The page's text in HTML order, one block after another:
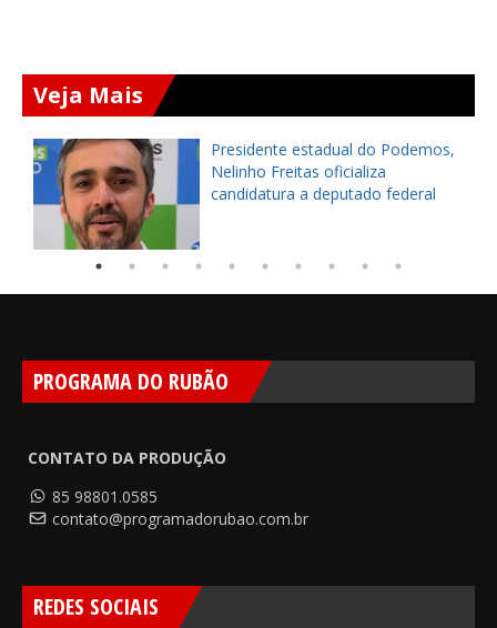
Veja Mais
Presidente estadual do Podemos,
Nelinho Freitas oficializa
candidatura a deputado federal
PROGRAMA DO RUBÃO
CONTATO DA PRODUÇÃO
85 98801.0585
contato@programadorubao.com.br
REDES SOCIAIS